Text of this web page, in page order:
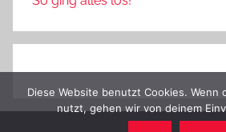
Diese Website benutzt Cookies. Wenn
nutzt, gehen wir von deinem